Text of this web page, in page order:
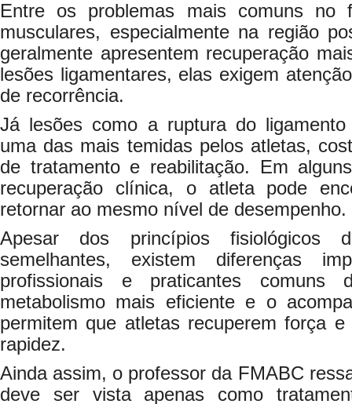
Entre os problemas mais comuns no
musculares, especialmente na região
geralmente apresentem recuperação
lesões ligamentares, elas exigem
de recorrência.
Já lesões como a ruptura do
uma das mais temidas pelos atletas,
de tratamento e reabilitação. Em
recuperação clínica, o atleta pode
retornar ao mesmo nível de desempenho.
Apesar dos princípios fisiológicos
semelhantes, existem diferenças
profissionais e praticantes
metabolismo mais eficiente e o
permitem que atletas recuperem força
rapidez.
Ainda assim, o professor da FMABC
deve ser vista apenas como